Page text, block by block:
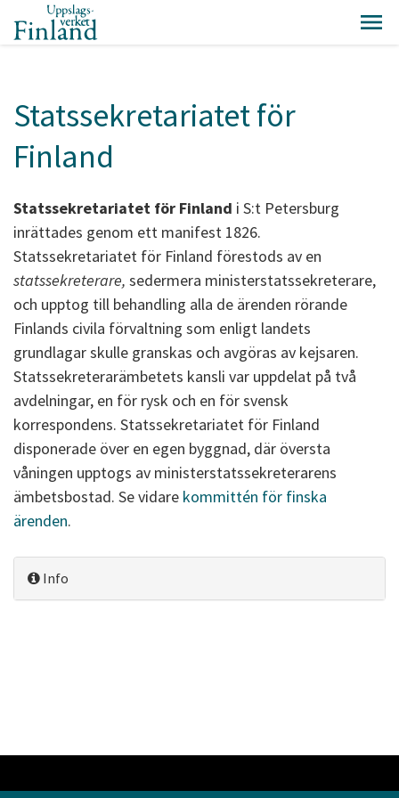
Statssekretariatet för
Finland
Statssekretariatet för Finland i S:t Petersburg
inrättades genom ett manifest 1826.
Statssekretariatet för Finland förestods av en
statssekreterare, sedermera ministerstatssekreterare,
och upptog till behandling alla de ärenden rörande
Finlands civila förvaltning som enligt landets
grundlagar skulle granskas och avgöras av kejsaren.
Statssekreterarämbetets kansli var uppdelat på två
avdelningar, en för rysk och en för svensk
korrespondens. Statssekretariatet för Finland
disponerade över en egen byggnad, där översta
våningen upptogs av ministerstatssekreterarens
ämbetsbostad. Se vidare kommittén för finska
ärenden.
Info